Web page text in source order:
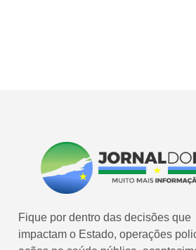
Fique por dentro das decisões que
impactam o Estado, operações